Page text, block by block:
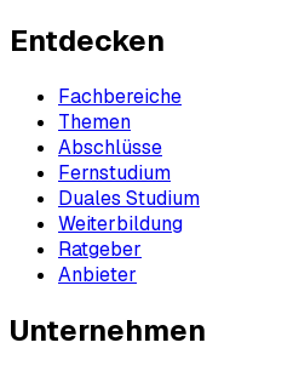
Entdecken
Fachbereiche
Themen
Abschlüsse
Fernstudium
Duales Studium
Weiterbildung
Ratgeber
Anbieter
Unternehmen